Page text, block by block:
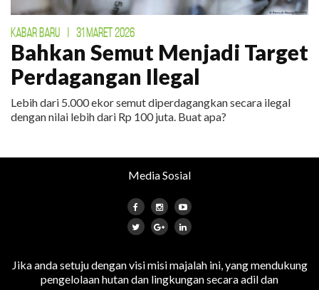
KABAR BARU 31 MARET 2026
Bahkan Semut Menjadi Target
Perdagangan Ilegal
Lebih dari 5.000 ekor semut diperdagangkan secara ilegal
dengan nilai lebih dari Rp 100 juta. Buat apa?
Media Sosial
Jika anda setuju dengan visi misi majalah ini, yang mendukung
pengelolaan hutan dan lingkungan secara adil dan